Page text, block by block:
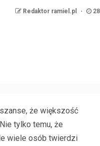
Redaktor ramiel.pl 28
że większość
tylko temu, że
wiele osób twierdzi